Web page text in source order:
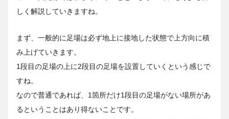
しく解説していきますね。
まず、一般的に足場は必ず地上に接地した状態で上方向に積
み上げていきます。
1段目の足場の上に2段目の足場を設置していくという感じで
すね。
なので普通であれば、1箇所だけ1段目の足場がない場所があ
るということはあり得ないことです。